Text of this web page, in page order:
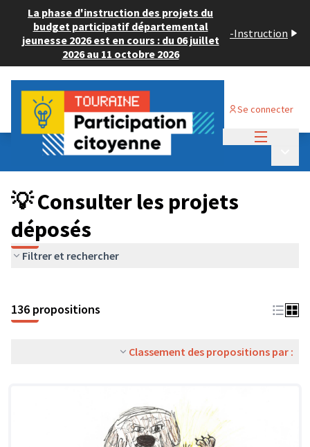
La phase d'instruction des projets du
budget participatif départemental
jeunesse 2026 est en cours : du 06 juillet
2026 au 11 octobre 2026
-Instruction
Se connecter
Budget Participatif JEUNESSE 2024
💡 Consulter les projets déposés
💡 Consulter les projets
déposés
Filtrer et rechercher
136 propositions
Classement des propositions par :